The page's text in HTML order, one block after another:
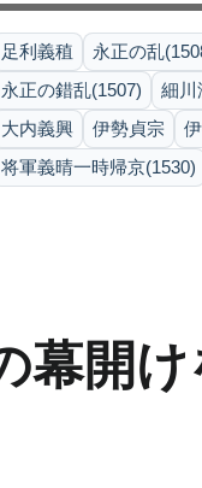
足利義稙 永正の乱
永正の錯乱(1507)
細川
大内義興
伊勢貞宗
将軍義晴一時帰京(1530)
幕開